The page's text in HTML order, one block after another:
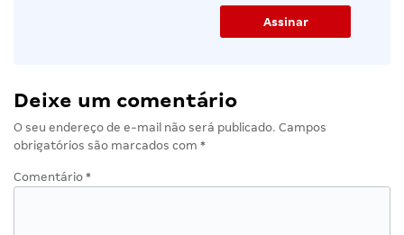
Deixe um comentário
O seu endereço de e-mail não será publicado. Campos
obrigatórios são marcados com *
Comentário *